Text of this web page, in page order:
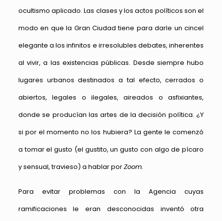
ocultismo aplicado. Las clases y los actos políticos son el
modo en que la Gran Ciudad tiene para darle un cincel
elegante a los infinitos e irresolubles debates, inherentes
al vivir, a las existencias públicas. Desde siempre hubo
lugares urbanos destinados a tal efecto, cerrados o
abiertos, legales o ilegales, aireados o asfixiantes,
donde se producían las artes de la decisión política. ¿Y
si por el momento no los hubiera? La gente le comenzó
a tomar el gusto (el gustito, un gusto con algo de pícaro
y sensual, travieso) a hablar porZoom.
Para evitar problemas con la Agencia cuyas
ramificaciones le eran desconocidas inventó otra